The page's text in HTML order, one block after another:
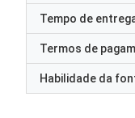
Tempo de
Termos de
Habilidade da